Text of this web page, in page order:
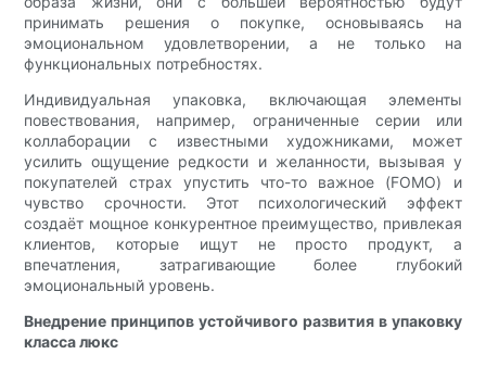
принимать решения о покупке, основываясь на
эмоциональном удовлетворении, а не только на
функциональных потребностях.
Индивидуальная упаковка, включающая элементы
повествования, например, ограниченные серии или
коллаборации с известными художниками, может
усилить ощущение редкости и желанности, вызывая у
покупателей страх упустить что-то важное (FOMO) и
чувство срочности. Этот психологический эффект
создаёт мощное конкурентное преимущество, привлекая
клиентов, которые ищут не просто продукт, а
впечатления, затрагивающие более глубокий
эмоциональный уровень.
Внедрение принципов устойчивого развития в упаковку
класса люкс